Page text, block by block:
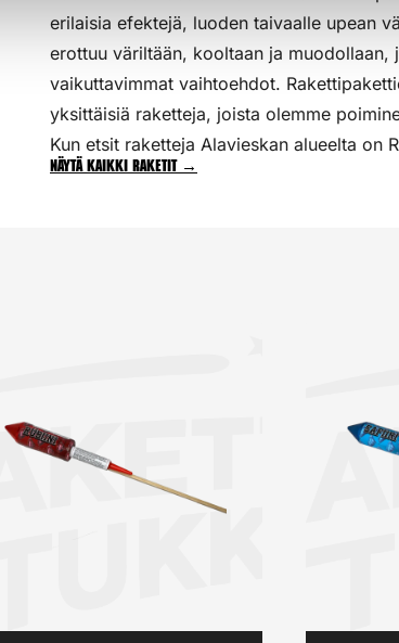
erilaisia efektejä, luoden taivaalle upean
erottuu väriltään, kooltaan ja
vaikuttavimmat vaihtoehdot.
yksittäisiä raketteja, joista olemme
Kun etsit raketteja Alavieskan alueelta on
Näytä kaikki raketit →